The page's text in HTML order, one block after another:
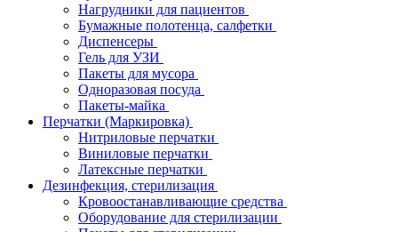
Нагрудники для пациентов
Бумажные полотенца, салфетки
Диспенсеры
Гель для УЗИ
Пакеты для мусора
Одноразовая посуда
Пакеты-майка
Перчатки (Маркировка)
Нитриловые перчатки
Виниловые перчатки
Латексные перчатки
Дезинфекция, стерилизация
Кровоостанавливающие средства
Оборудование для стерилизации